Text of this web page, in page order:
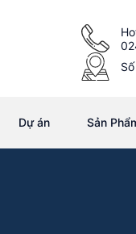
Dự án Sản